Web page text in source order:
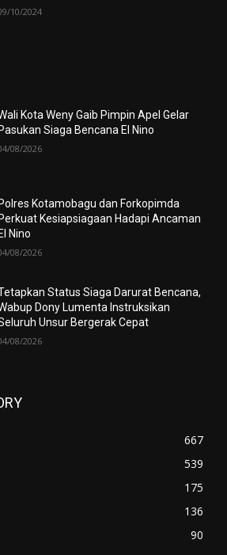
10/2024
Kota Weny Gaib Pimpin Apel Gelar
Pasukan Siaga Bencana El Nino
08/2026
Polres Kotamobagu dan Forkopimda
Perkuat Kesiapsiagaan Hadapi Ancaman
El Nino
08/2026
Status Siaga Darurat Bencana,
Dony Lumenta Instruksikan
Unsur Bergerak Cepat
08/2026
667
539
175
136
90